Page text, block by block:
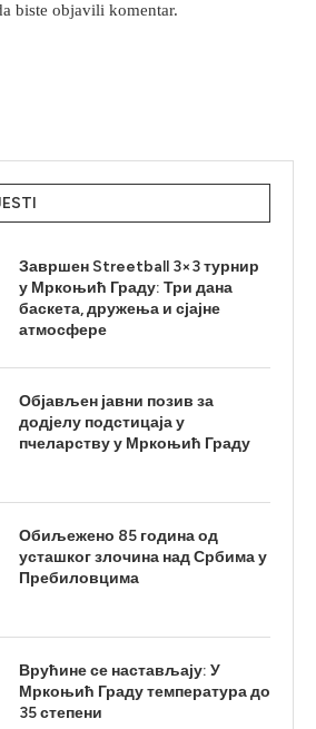
biste objavili komentar.
Завршен Streetball 3×3 турнир
у Мркоњић Граду: Три дана
баскета, дружења и сјајне
атмосфере
Објављен јавни позив за
додјелу подстицаја у
пчеларству у Мркоњић Граду
Обиљежено 85 година од
усташког злочина над Србима у
Пребиловцима
Врућине се настављају: У
Мркоњић Граду температура до
35 степени